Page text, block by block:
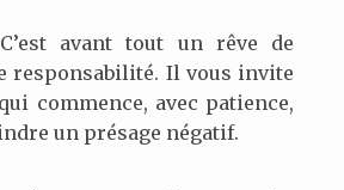
avant tout un rêve de
responsabilité. Il vous invite
commence, avec patience,
un présage négatif.